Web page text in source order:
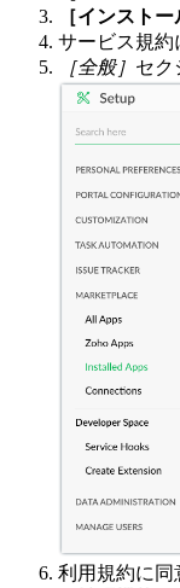
［インストー
サービス規約
［全般］ セク
利用規約に同